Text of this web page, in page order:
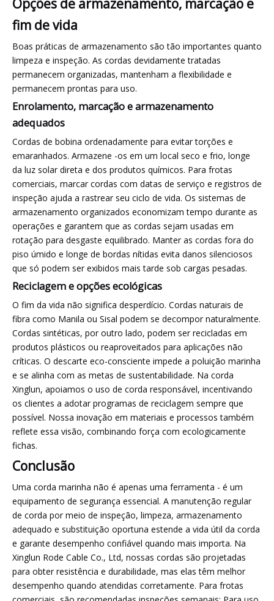
fim de vida
Boas práticas de armazenamento são tão importantes quanto
limpeza e inspeção. As cordas devidamente tratadas
permanecem organizadas, mantenham a flexibilidade e
permanecem prontas para uso.
Enrolamento, marcação e armazenamento
adequados
Cordas de bobina ordenadamente para evitar torções e
emaranhados. Armazene -os em um local seco e frio, longe
da luz solar direta e dos produtos químicos. Para frotas
comerciais, marcar cordas com datas de serviço e registros de
inspeção ajuda a rastrear seu ciclo de vida. Os sistemas de
armazenamento organizados economizam tempo durante as
operações e garantem que as cordas sejam usadas em
rotação para desgaste equilibrado. Manter as cordas fora do
piso úmido e longe de bordas nítidas evita danos silenciosos
que só podem ser exibidos mais tarde sob cargas pesadas.
Reciclagem e opções ecológicas
O fim da vida não significa desperdício. Cordas naturais de
fibra como Manila ou Sisal podem se decompor naturalmente.
Cordas sintéticas, por outro lado, podem ser recicladas em
produtos plásticos ou reaproveitados para aplicações não
críticas. O descarte eco-consciente impede a poluição marinha
e se alinha com as metas de sustentabilidade. Na corda
Xinglun, apoiamos o uso de corda responsável, incentivando
os clientes a adotar programas de reciclagem sempre que
possível. Nossa inovação em materiais e processos também
reflete essa visão, combinando força com ecologicamente
fichas.
Conclusão
Uma corda marinha não é apenas uma ferramenta - é um
equipamento de segurança essencial. A manutenção regular
de corda por meio de inspeção, limpeza, armazenamento
adequado e substituição oportuna estende a vida útil da corda
e garante desempenho confiável quando mais importa. Na
Xinglun Rode Cable Co., Ltd, nossas cordas são projetadas
para obter resistência e durabilidade, mas elas têm melhor
desempenho quando atendidas corretamente. Para frotas